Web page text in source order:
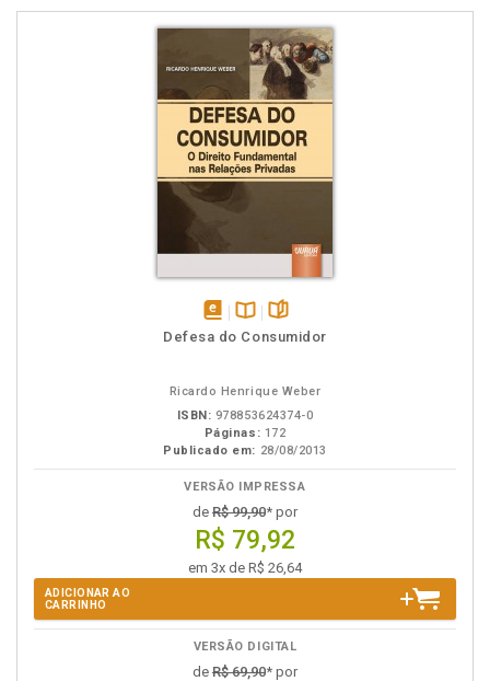
disponívelDisponível
páginas
Defesa do Consumidor
Ricardo Henrique Weber
ISBN: 978853624374-0
Páginas: 172
Publicado em: 28/08/2013
VERSÃO IMPRESSA
de R$ 99,90* por
R$ 79,92
em 3x de R$ 26,64
ADICIONAR AO
CARRINHO
VERSÃO DIGITAL
de R$ 69,90* por